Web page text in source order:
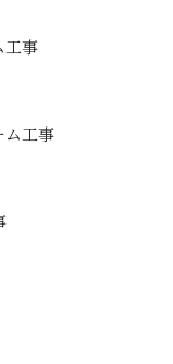
工事
ム工事